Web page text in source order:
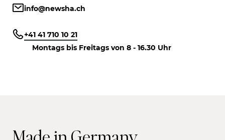
info@newsha.ch
+41 41 710 10 21
Montags bis Freitags von 8 - 16.30 Uhr